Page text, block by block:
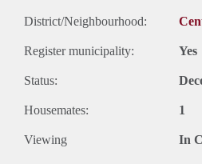
District/Neighbourhood:
Register municipality: Yes
Status:
Housemates: 1
Viewing In